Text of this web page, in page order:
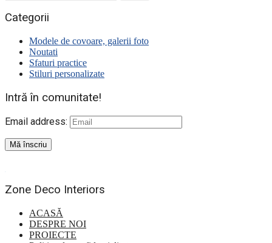
după:
Categorii
Modele de covoare, galerii foto
Noutati
Sfaturi practice
Stiluri personalizate
Intră în comunitate!
Email address:
Zone Deco Interiors
ACASĂ
DESPRE NOI
PROIECTE